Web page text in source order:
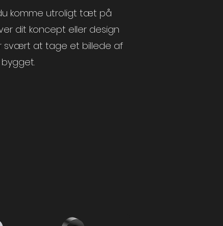
komme utroligt tæt på
dit koncept eller design
at tage et billede af